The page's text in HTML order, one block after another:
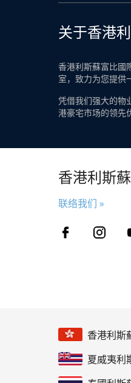
关于香港
香港利斯蘇富比國
室，致力为您提供
凭借我们强大的物
港豪宅市场的领先
香港利斯
联络我们 »
香港利斯
夏威夷利